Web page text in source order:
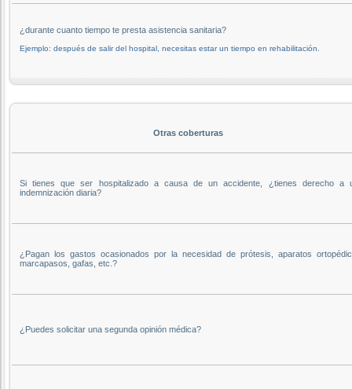
¿durante cuanto tiempo te presta asistencia sanitaria?
Ejemplo: después de salir del hospital, necesitas estar un tiempo en rehabilitación.
Otras coberturas
Si tienes que ser hospitalizado a causa de un accidente, ¿tienes derecho a
indemnización diaria?
¿Pagan los gastos ocasionados por la necesidad de prótesis, aparatos
marcapasos, gafas, etc.?
¿Puedes solicitar una segunda opinión médica?